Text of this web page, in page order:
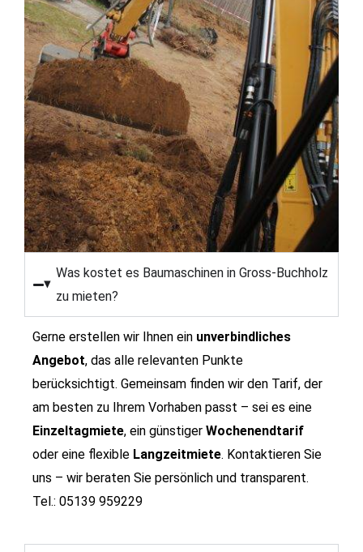
Was kostet es Baumaschinen in Gross-Buchholz
zu mieten?
Gerne erstellen wir Ihnen ein unverbindliches
Angebot, das alle relevanten Punkte
berücksichtigt. Gemeinsam finden wir den Tarif, der
am besten zu Ihrem Vorhaben passt – sei es eine
Einzeltagmiete, ein günstiger Wochenendtarif
oder eine flexible Langzeitmiete. Kontaktieren Sie
uns – wir beraten Sie persönlich und transparent.
Tel.: 05139 959229